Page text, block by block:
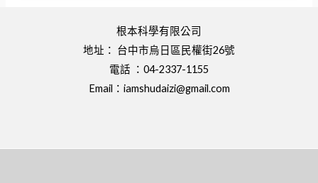
根本科學有限公司
地址： 台中市烏日區民權街26號
電話 ：04-2337-1155
Email： iamshudaizi@gmail.com